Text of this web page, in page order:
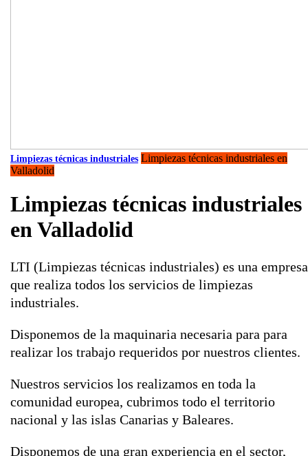
Limpiezas técnicas industriales Limpiezas técnicas industriales en
Valladolid
Limpiezas técnicas industriales
en Valladolid
LTI (Limpiezas técnicas industriales) es una empresa
que realiza todos los servicios de limpiezas
industriales.
Disponemos de la maquinaria necesaria para para
realizar los trabajo requeridos por nuestros clientes.
Nuestros servicios los realizamos en toda la
comunidad europea, cubrimos todo el territorio
nacional y las islas Canarias y Baleares.
Disponemos de una gran experiencia en el sector,